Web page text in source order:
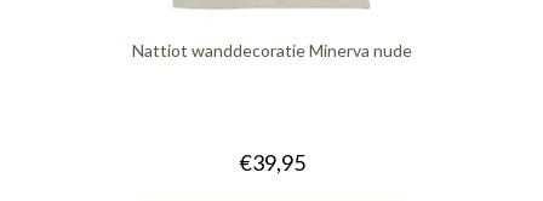
Nattiot wanddecoratie Minerva nude
€39,95